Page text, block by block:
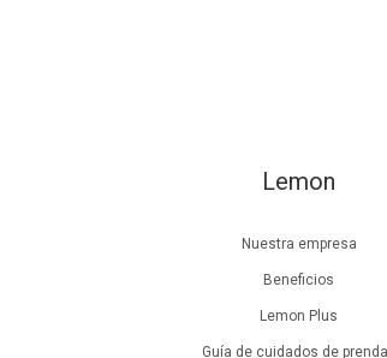
Lemon
Nuestra empresa
Beneficios
Lemon Plus
Guía de cuidados de